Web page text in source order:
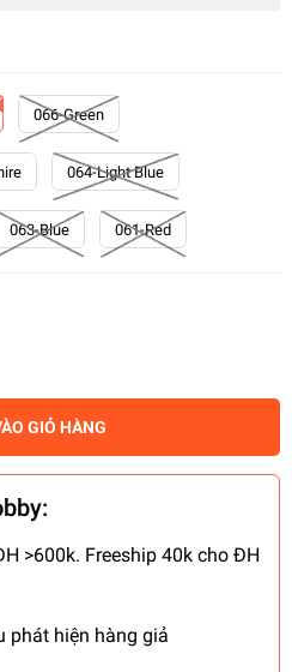
066-Green
064-Light Blue
063-Blue 061-Red
GIỎ HÀNG
>600k. Freeship 40k cho ĐH
phát hiện hàng giả